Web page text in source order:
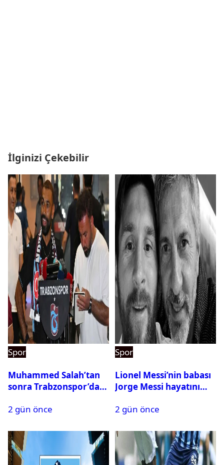
İlginizi Çekebilir
Spor
Muhammed Salah’tan
sonra Trabzonspor’dan
2 gün önce
Spor
Lionel Messi’nin babası
Jorge Messi hayatını
2 gün önce